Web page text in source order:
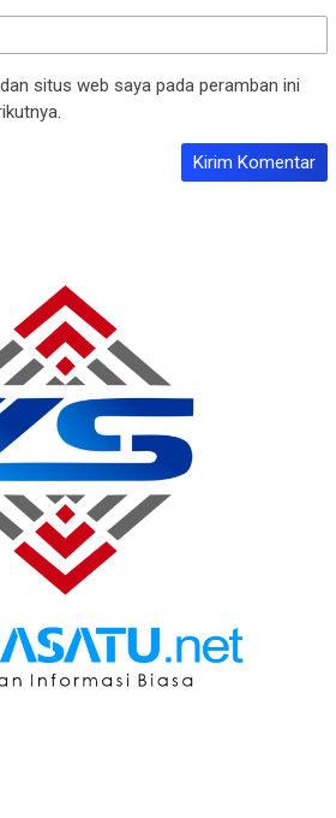
situs web saya pada peramban ini